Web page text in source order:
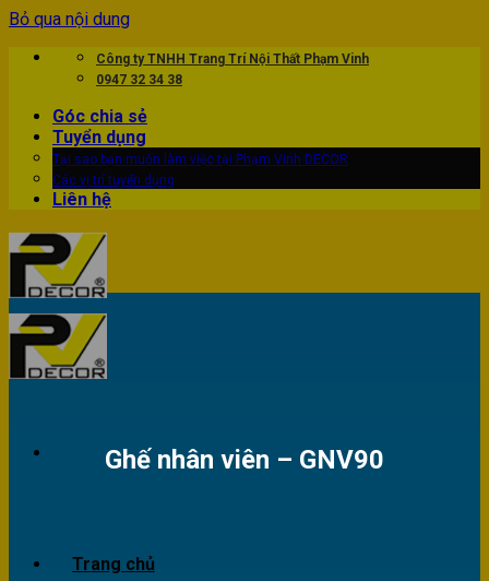
Bỏ qua nội dung
Công ty TNHH Trang Trí Nội Thất Phạm Vinh
0947 32 34 38
Góc chia sẻ
Tuyển dụng
Tại sao bạn muốn làm việc tại Phạm Vinh DECOR
Các vị trí tuyển dụng
Liên hệ
Trang chủ
Ghế nhân viên – GNV90